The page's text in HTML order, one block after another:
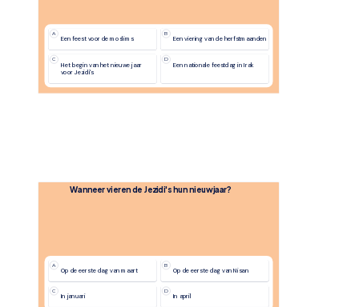
A
Een feest voor de moslims
B
Een viering van de herfstmaanden
C
Het begin van het nieuwe jaar
voor Jezidi's
D
Een nationale feestdag in Irak
Wanneer vieren de Jezidi's hun nieuwjaar?
A
Op de eerste dag van maart
B
Op de eerste dag van Nisan
C
In januari
D
In april